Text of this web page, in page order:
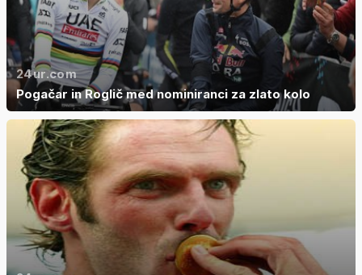
24ur.com
Pogačar in Roglič med nominiranci za zlato kolo